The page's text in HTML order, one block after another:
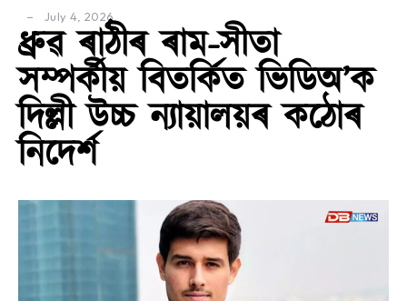
July 4, 2026
ধ্ৰুৱ ৰাঠীৰ ৰাম-সীতা
সম্পৰ্কীয় বিতৰ্কিত ভিডিঅ’ক
দিল্লী উচ্চ ন্যায়ালয়ৰ কঠোৰ
নিদেৰ্শ